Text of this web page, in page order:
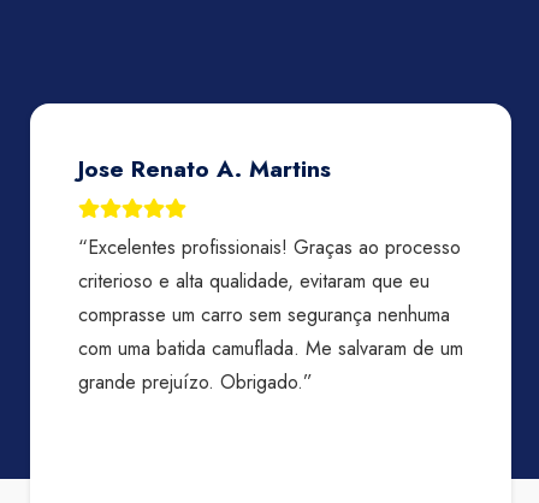
Jose Renato A. Martins
“Excelentes profissionais! Graças ao processo
criterioso e alta qualidade, evitaram que eu
comprasse um carro sem segurança nenhuma
com uma batida camuflada. Me salvaram de um
grande prejuízo. Obrigado.”